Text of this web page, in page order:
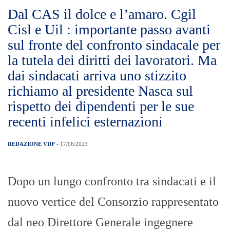
Dal CAS il dolce e l’amaro. Cgil
Cisl e Uil : importante passo avanti
sul fronte del confronto sindacale per
la tutela dei diritti dei lavoratori. Ma
dai sindacati arriva uno stizzito
richiamo al presidente Nasca sul
rispetto dei dipendenti per le sue
recenti infelici esternazioni
REDAZIONE VDP - 17/06/2023
Dopo un lungo confronto tra sindacati e il
nuovo vertice del Consorzio rappresentato
dal neo Direttore Generale ingegnere